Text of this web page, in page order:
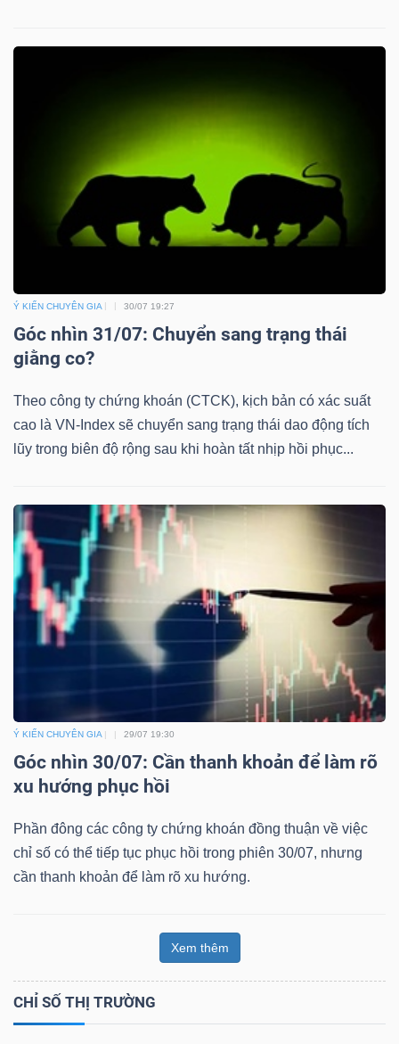
Ý KIẾN CHUYÊN GIA 30/07 19:27
Góc nhìn 31/07: Chuyển sang trạng thái
giằng co?
Theo công ty chứng khoán (CTCK), kịch bản có xác suất
cao là VN-Index sẽ chuyển sang trạng thái dao động tích
lũy trong biên độ rộng sau khi hoàn tất nhịp hồi phục...
Ý KIẾN CHUYÊN GIA 29/07 19:30
Góc nhìn 30/07: Cần thanh khoản để làm rõ
xu hướng phục hồi
Phần đông các công ty chứng khoán đồng thuận về việc
chỉ số có thể tiếp tục phục hồi trong phiên 30/07, nhưng
cần thanh khoản để làm rõ xu hướng.
Xem thêm
CHỈ SỐ THỊ TRƯỜNG